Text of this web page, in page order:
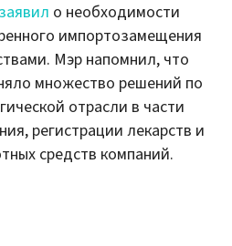
заявил о необходимости
импортозамещения
Мэр напомнил, что
множество решений по
отрасли в части
регистрации лекарств и
средств компаний.